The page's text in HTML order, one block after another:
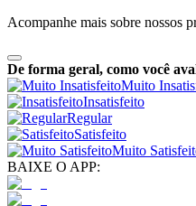
Acompanhe mais sobre nossos
De forma geral, como você
Muito
Insatisfeito
Regular
Satisfeito
Muito
BAIXE O APP: